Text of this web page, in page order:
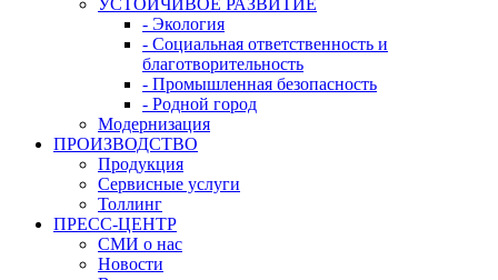
- Экология
- Социальная ответственность и
благотворительность
- Промышленная безопасность
- Родной город
Модернизация
ПРОИЗВОДСТВО
Продукция
Сервисные услуги
Толлинг
ПРЕСС-ЦЕНТР
СМИ о нас
Новости